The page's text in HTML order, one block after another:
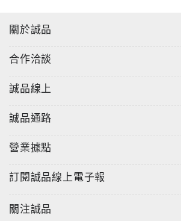
版，超值加贈3首作品，包括：｢What
搖滾曲｢No Roads Left｣。此外，憑內
音！
01. Wake甦醒時刻
02. Given Up放棄了
關於誠品
合作洽談
誠品線上
誠品通路
營業據點
訂閱誠品線上電子報
關注誠品